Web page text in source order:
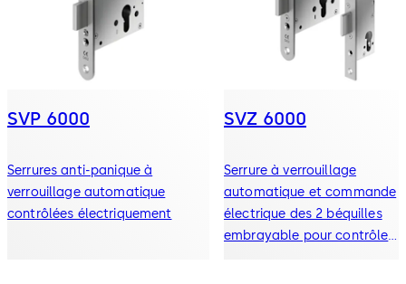
SVP 6000
Serrures anti-panique à
verrouillage automatique
contrôlées électriquement
SVZ 6000
Serrure à verrouillage
automatique et commande
électrique des 2 béquilles
embrayable pour contrôle